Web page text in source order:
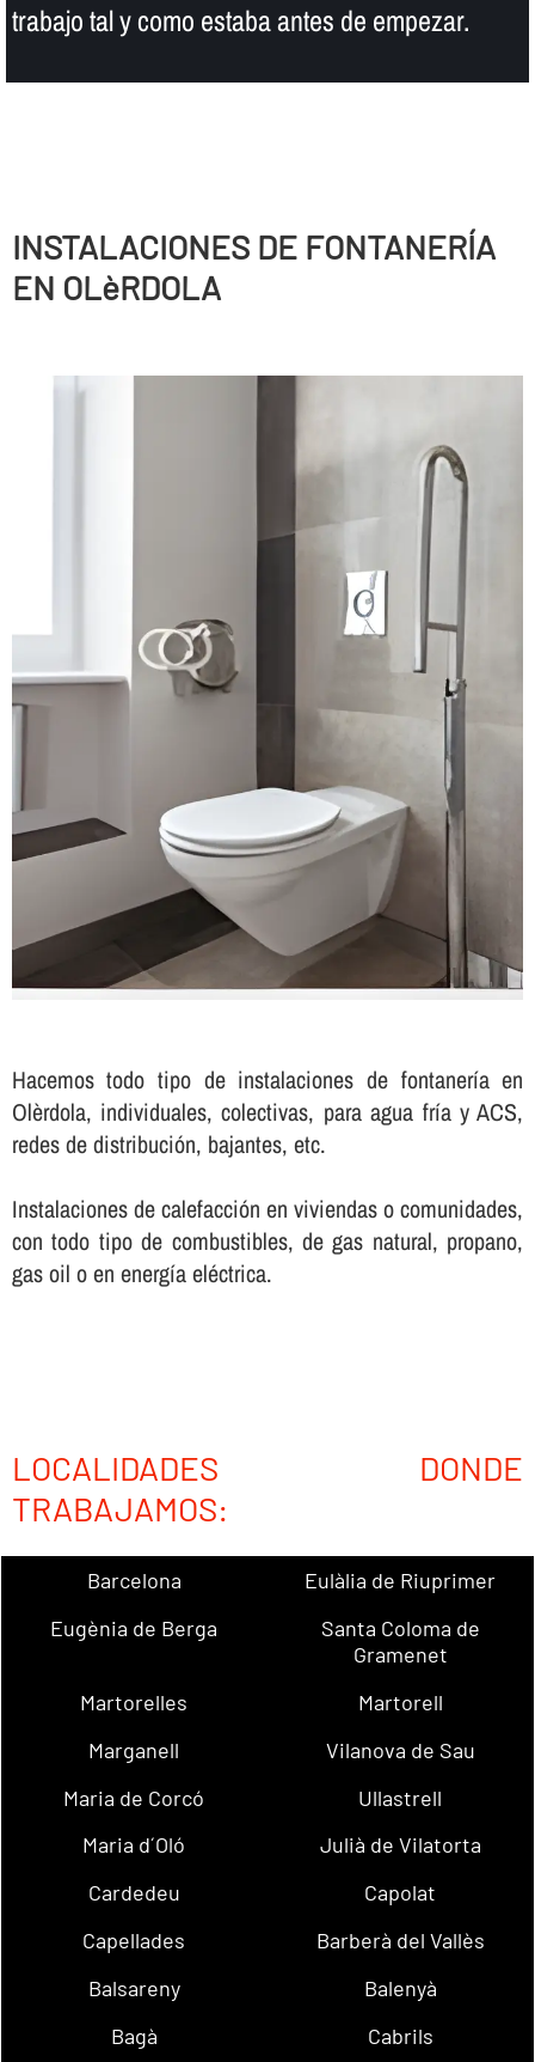
trabajo tal y como estaba antes de empezar.
INSTALACIONES DE FONTANERÍ­A
EN OLèRDOLA
Hacemos todo tipo de instalaciones de fontanerí­a en
Olèrdola, individuales, colectivas, para agua frí­a y ACS,
redes de distribución, bajantes, etc.
Instalaciones de calefacción en viviendas o comunidades,
con todo tipo de combustibles, de gas natural, propano,
gas oil o en energí­a eléctrica.
LOCALIDADES DONDE
TRABAJAMOS:
Barcelona
Eulàlia de Riuprimer
Eugènia de Berga
Santa Coloma de
Gramenet
Martorelles
Martorell
Marganell
Vilanova de Sau
Maria de Corcó
Ullastrell
Maria d´Oló
Julià de Vilatorta
Cardedeu
Capolat
Capellades
Barberà del Vallès
Balsareny
Balenyà
Bagà
Cabrils